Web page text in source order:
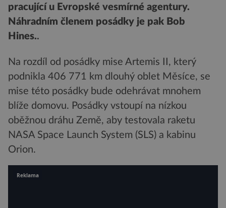
pracující u Evropské vesmírné agentury.
Náhradním členem posádky je pak Bob
Hines..
Na rozdíl od posádky mise Artemis II, který
podnikla 406 771 km dlouhý oblet Měsíce, se
mise této posádky bude odehrávat mnohem
blíže domovu. Posádky vstoupí na nízkou
oběžnou dráhu Země, aby testovala raketu
NASA Space Launch System (SLS) a kabinu
Orion.
Reklama